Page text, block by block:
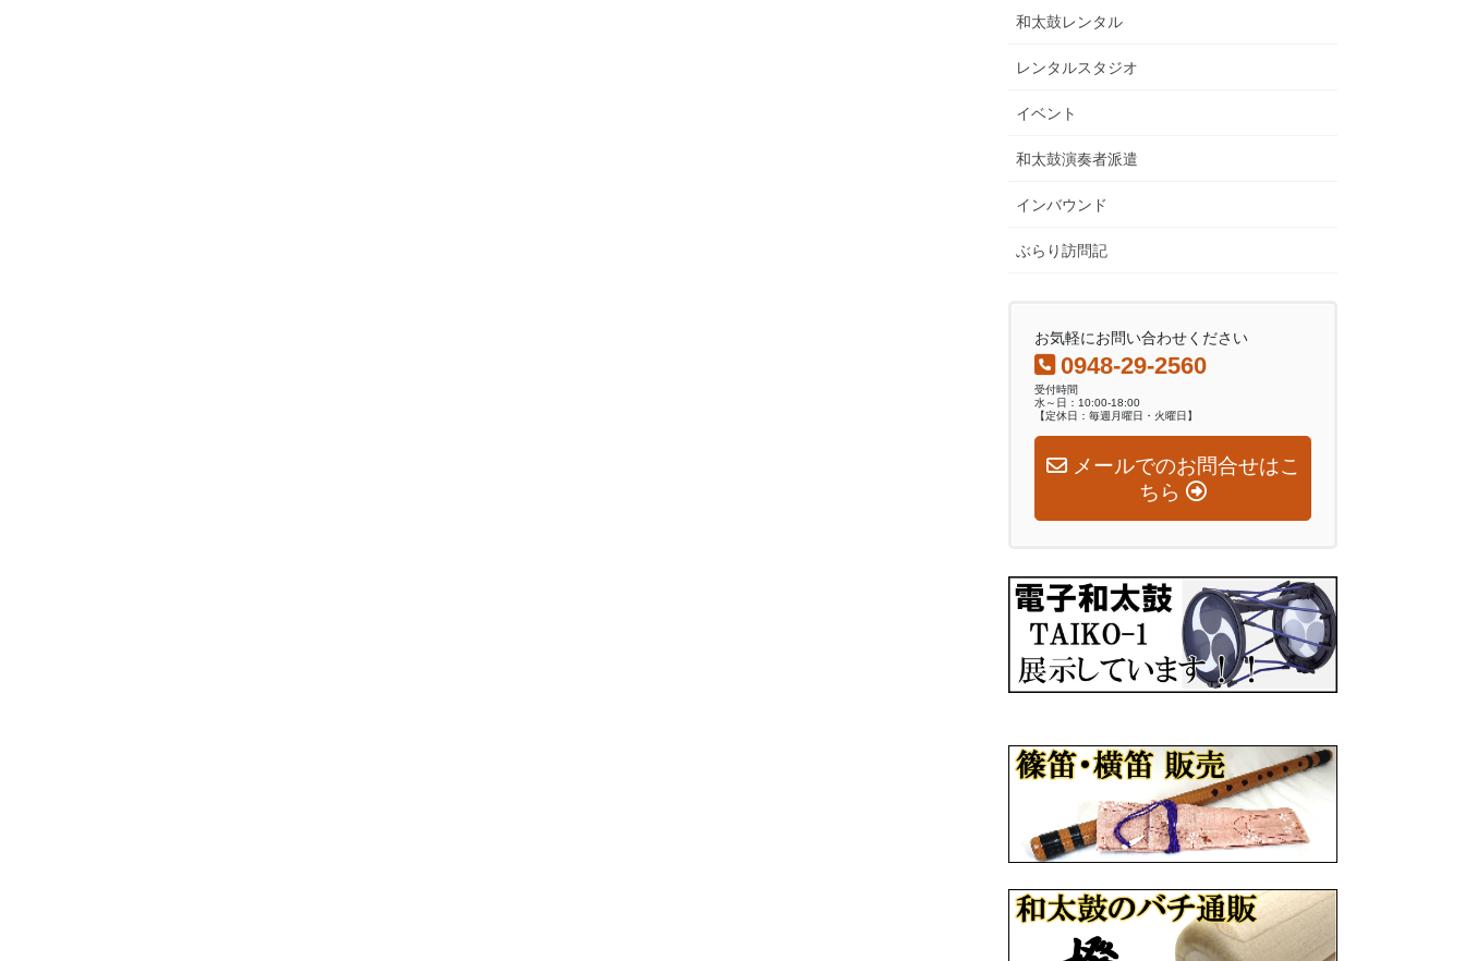
和太鼓レンタル
レンタルスタジオ
イベント
和太鼓演奏者派遣
インバウンド
ぶらり訪問記
お気軽にお問い合わせください
0948-29-2560
受付時間
水～日：10:00-18:00
【定休日：毎週月曜日・火曜日】
メールでのお問合せはこ
ちら